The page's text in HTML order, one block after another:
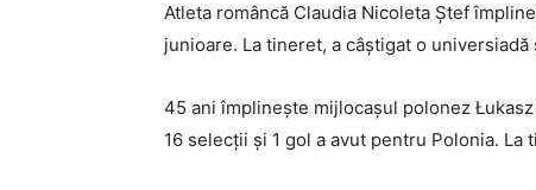
Atleta româncă Claudia Nicoleta Ștef
junioare. La tineret, a câștigat o
45 ani împlinește mijlocașul polonez
16 selecții și 1 gol a avut pentru Polonia.